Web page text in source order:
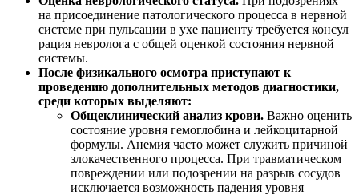
вариант тугоухости или полной глухоты.
Определение уровня артериального давления.
Мониторинг показателей является основой при
выявлении или подозрении на наличие у пациента
артериальной гипертензии.
Ультразвуковое доплеровское исследование, которое
выявляет степень кровотока в артериях, идущих к
головному мозгу.Определяется просвет, толщина
сосудистой стенки, наличие в них объемных
образований, которые могут затруднять отток крови.
Измерение тока венозной крови необходимо для
исключение возможного венозного застоя,
формирующего пульсацию.